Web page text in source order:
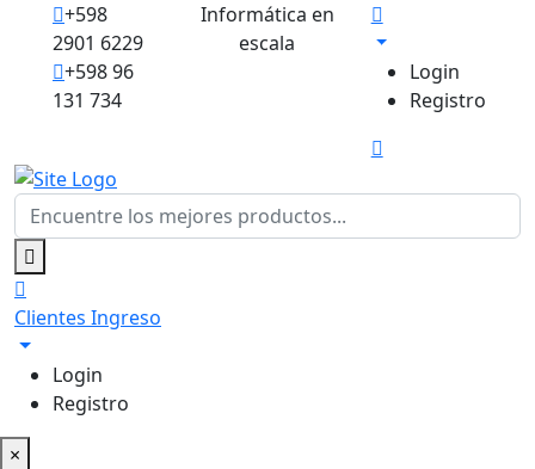
+598
2901 6229
+598 96
131 734
Informática en
escala
Login
Registro
Clientes Ingreso
Login
Registro
×